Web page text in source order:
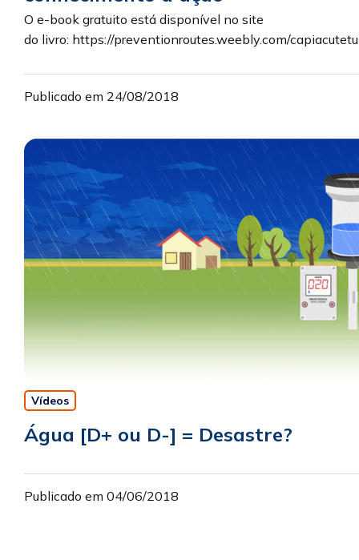
O e-book gratuito está disponível no site
do livro: https://preventionroutes.weebly.com/
Publicado em 24/08/2018
Vídeos
Água [D+ ou D-] = Desastre?
Publicado em 04/06/2018